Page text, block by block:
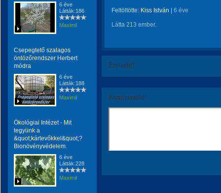
6 éve
Látták:186
Maximil
Csepegtető szalagos
öntözőrendszer Herbert
módra
6 éve
Látták:188
Maximil
Ökológiai Intézet - Mit
tegyünk a
&quot;kártevőkkel&quot;?
Bionövényvédelem.
6 éve
Látták:228
Maximil
Feltöltötte: Kiss István 6 éve
Látta 213 ember.
Értékeld!
Kommentáld!